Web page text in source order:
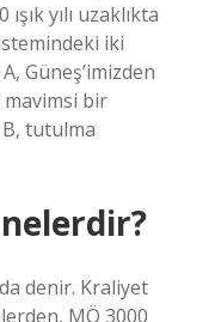
yılı uzaklıkta
iki
Güneş’imizden
mavimsi bir
B, tutulma
nelerdir?
denir. Kraliyet
MÖ 3000